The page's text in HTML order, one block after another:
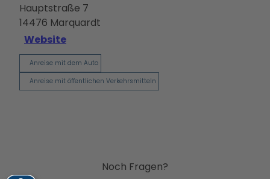
Hauptstraße 7
14476 Marquardt
Website
Anreise mit dem Auto
Anreise mit öffentlichen Verkehrsmitteln
Noch Fragen?